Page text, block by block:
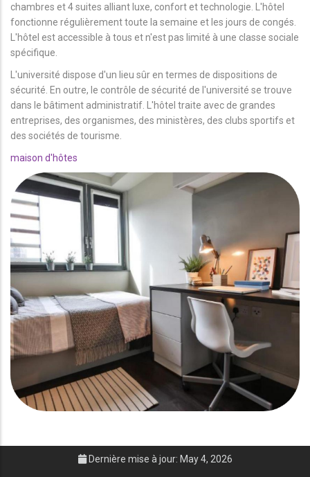
chambres et 4 suites alliant luxe, confort et technologie. L'hôtel
fonctionne régulièrement toute la semaine et les jours de congés.
L'hôtel est accessible à tous et n'est pas limité à une classe sociale
spécifique.
L'université dispose d'un lieu sûr en termes de dispositions de
sécurité. En outre, le contrôle de sécurité de l'université se trouve
dans le bâtiment administratif. L'hôtel traite avec de grandes
entreprises, des organismes, des ministères, des clubs sportifs et
des sociétés de tourisme.
maison d'hôtes
Dernière mise à jour: May 4, 2026